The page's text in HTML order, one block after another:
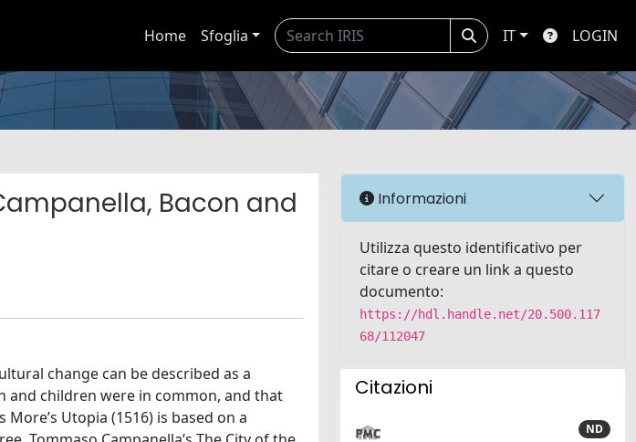
Home Sfoglia IT LOGIN
Bacon and
change can be described as a
children were in common, and that
Utopia (1516) is based on a
Informazioni
Utilizza questo identificativo per
citare o creare un link a questo
documento:
https://hdl.handle.net/20.500.117
68/112047
Citazioni
ND